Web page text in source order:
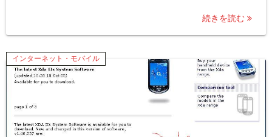
続きを読む
インターネット・モバイル